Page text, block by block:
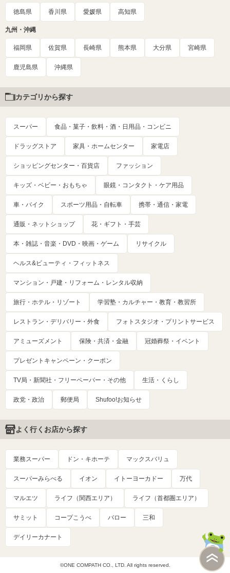
徳島県 香川県 愛媛県 高知県
九州・沖縄
福岡県 佐賀県 長崎県 熊本県 大分県 宮崎県
鹿児島県 沖縄県
カテゴリから探す
スーパー 食品・菓子・飲料・酒・日用品・コンビニ
ドラッグストア 家具・ホームセンター 家電店
ショッピングセンター・百貨店 ファッション
キッズ・ベビー・おもちゃ 眼鏡・コンタクト・ケア用品
車・バイク スポーツ用品・自転車 携帯・通信・家電
通販・ネットショップ 花・ギフト・手芸
本・雑誌・音楽・DVD・映画・ゲーム リサイクル
ヘルス&ビューティ・フィットネス
マンション・戸建・リフォーム・レンタル収納
旅行・ホテル・リゾート 学習塾・カルチャー・教育・教習所
レストラン・デリバリー・外食 フォトスタジオ・プリントサービス
アミューズメント 保険・共済・金融 冠婚葬祭・イベント
プレゼントキャンペーン・クーポン
TV局・新聞社・フリーペーパー・その他 生活・くらし
政党・政治 郵便局 Shufoo!お知らせ
よく行くお店から探す
業務スーパー ドン・キホーテ マックスバリュ
スーパーみらべる イオン イトーヨーカドー 万代
マルエツ ライフ（関西エリア） ライフ（首都圏エリア）
サミット コープこうべ バロー 三和
デイリーカナート
©ONE COMPATH CO., LTD. All rights reserved.